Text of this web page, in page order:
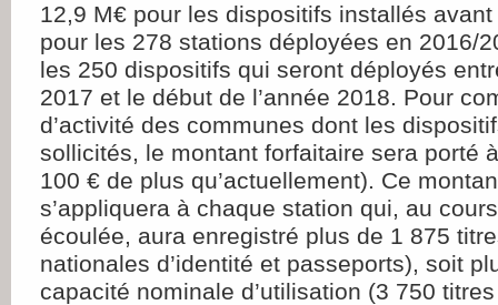
12,9 M€ pour les dispositifs installés
pour les 278 stations déployées en 2016/
les 250 dispositifs qui seront déployés
2017 et le début de l’année 2018. Pour
d’activité des communes dont les
sollicités, le montant forfaitaire sera porté
100 € de plus qu’actuellement). Ce
s’appliquera à chaque station qui, au
écoulée, aura enregistré plus de 1 875
nationales d’identité et passeports), soit
capacité nominale d’utilisation (3 750